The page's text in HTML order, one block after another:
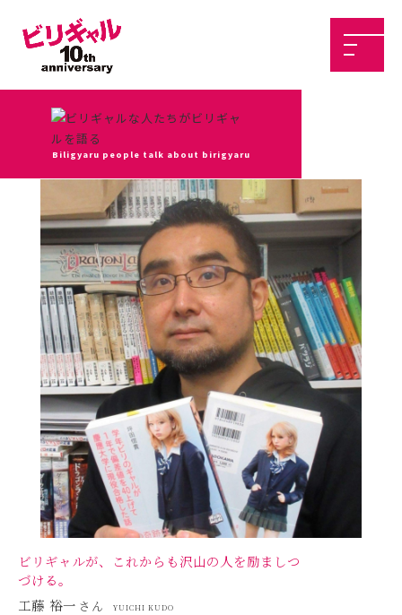
ビリギャルが、これからも沢山の人を励ましつ
づける。
工藤 裕一 さん YUICHI KUDO
Biligyaru people talk about birigyaru